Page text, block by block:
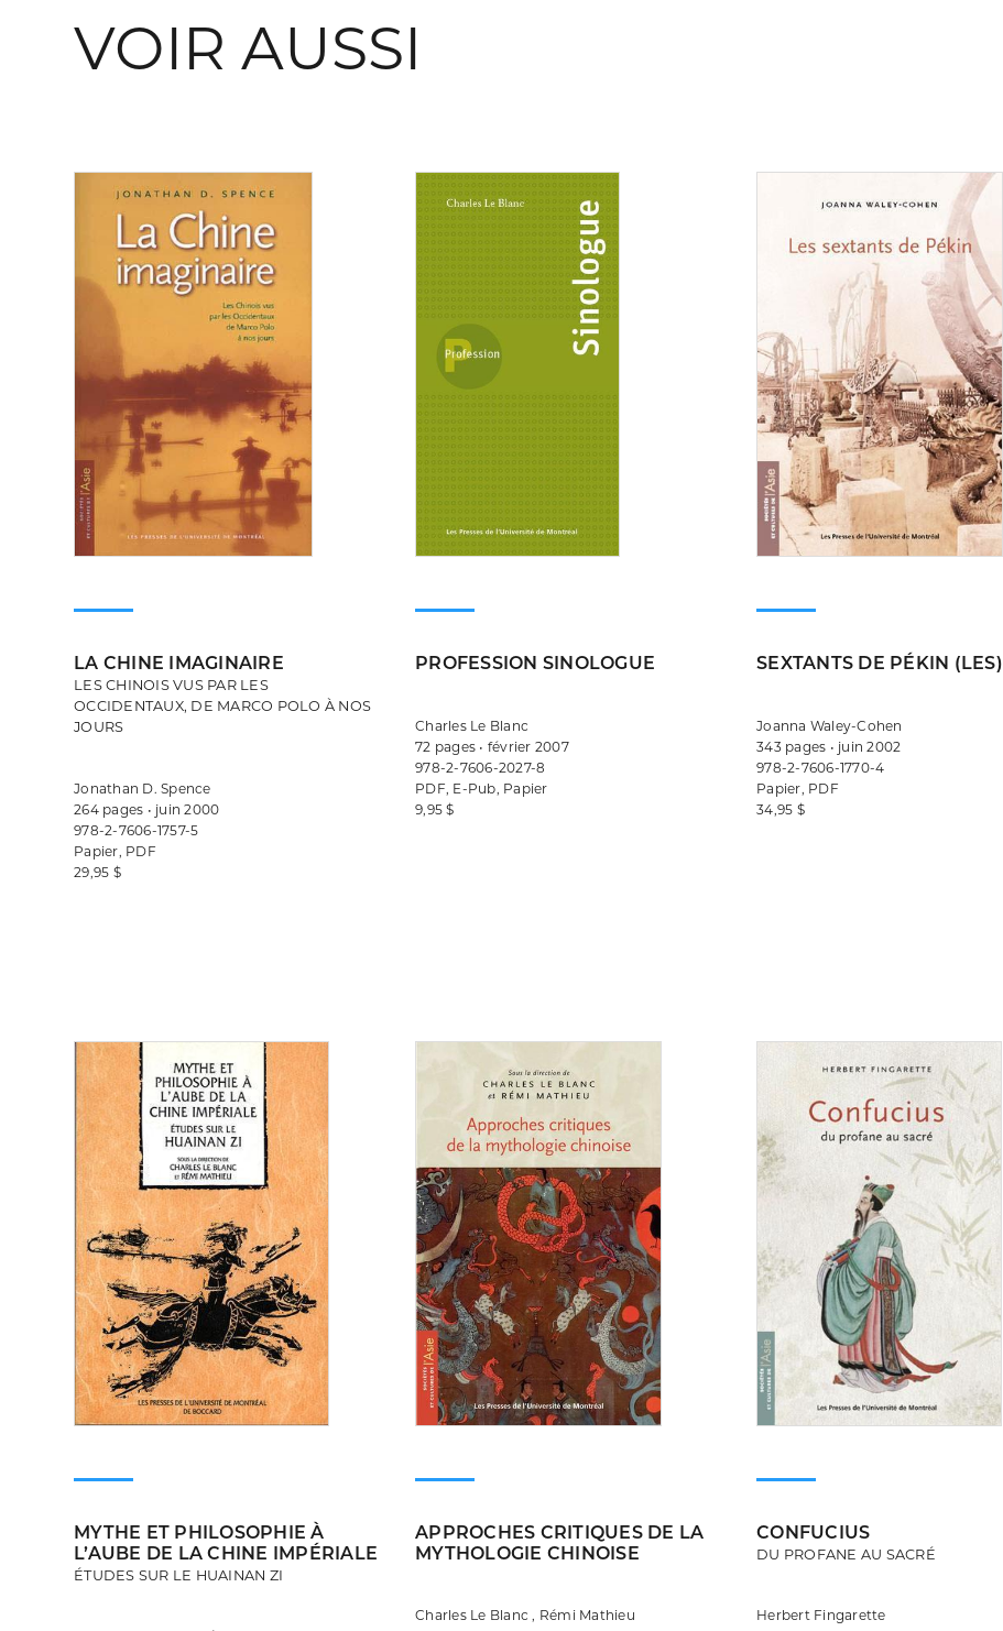
VOIR AUSSI
LA CHINE IMAGINAIRE
LES CHINOIS VUS PAR LES
OCCIDENTAUX, DE MARCO POLO À NOS
JOURS
Jonathan D. Spence
264 pages • juin 2000
978-2-7606-1757-5
Papier, PDF
29,95 $
PROFESSION SINOLOGUE
Charles Le Blanc
72 pages • février 2007
978-2-7606-2027-8
PDF, E-Pub, Papier
9,95 $
SEXTANTS DE PÉKIN (LES)
Joanna Waley-Cohen
343 pages • juin 2002
978-2-7606-1770-4
Papier, PDF
34,95 $
MYTHE ET PHILOSOPHIE À
L’AUBE DE LA CHINE IMPÉRIALE
ÉTUDES SUR LE HUAINAN ZI
APPROCHES CRITIQUES DE LA
MYTHOLOGIE CHINOISE
Charles Le Blanc , Rémi Mathieu
CONFUCIUS
DU PROFANE AU SACRÉ
Herbert Fingarette